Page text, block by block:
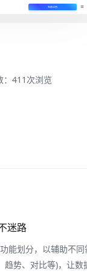
免费试用
411次浏览
迷路
能划分，以辅助不
势、对比等)，让